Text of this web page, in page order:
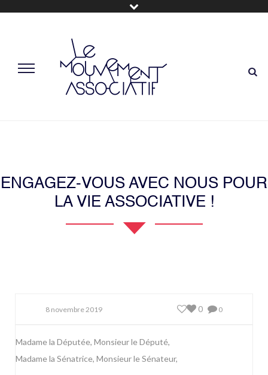
ENGAGEZ-VOUS AVEC NOUS POUR
LA VIE ASSOCIATIVE !
8 novembre 2019 0
0
Madame la Députée, Monsieur le Député,
Madame la Sénatrice, Monsieur le Sénateur,